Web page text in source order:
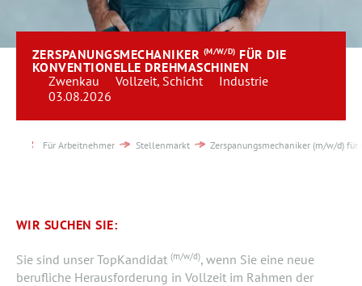
ZERSPANUNGSMECHANIKER (M/W/D) FÜR DIE
KONVENTIONELLE DREHMASCHINEN
Zwenkau
Vollzeit, Schicht
Industrie
03.08.2026
Für Arbeitnehmer Stellenmarkt Zerspanungsmechaniker (m/w/d)
WIR SUCHEN SIE:
Sie sind unser TopKandidat (m/w/d), wenn Sie eine neue
berufliche Herausforderung in Vollzeit im Rahmen der
Blog
Team
Kontakt
Karriere